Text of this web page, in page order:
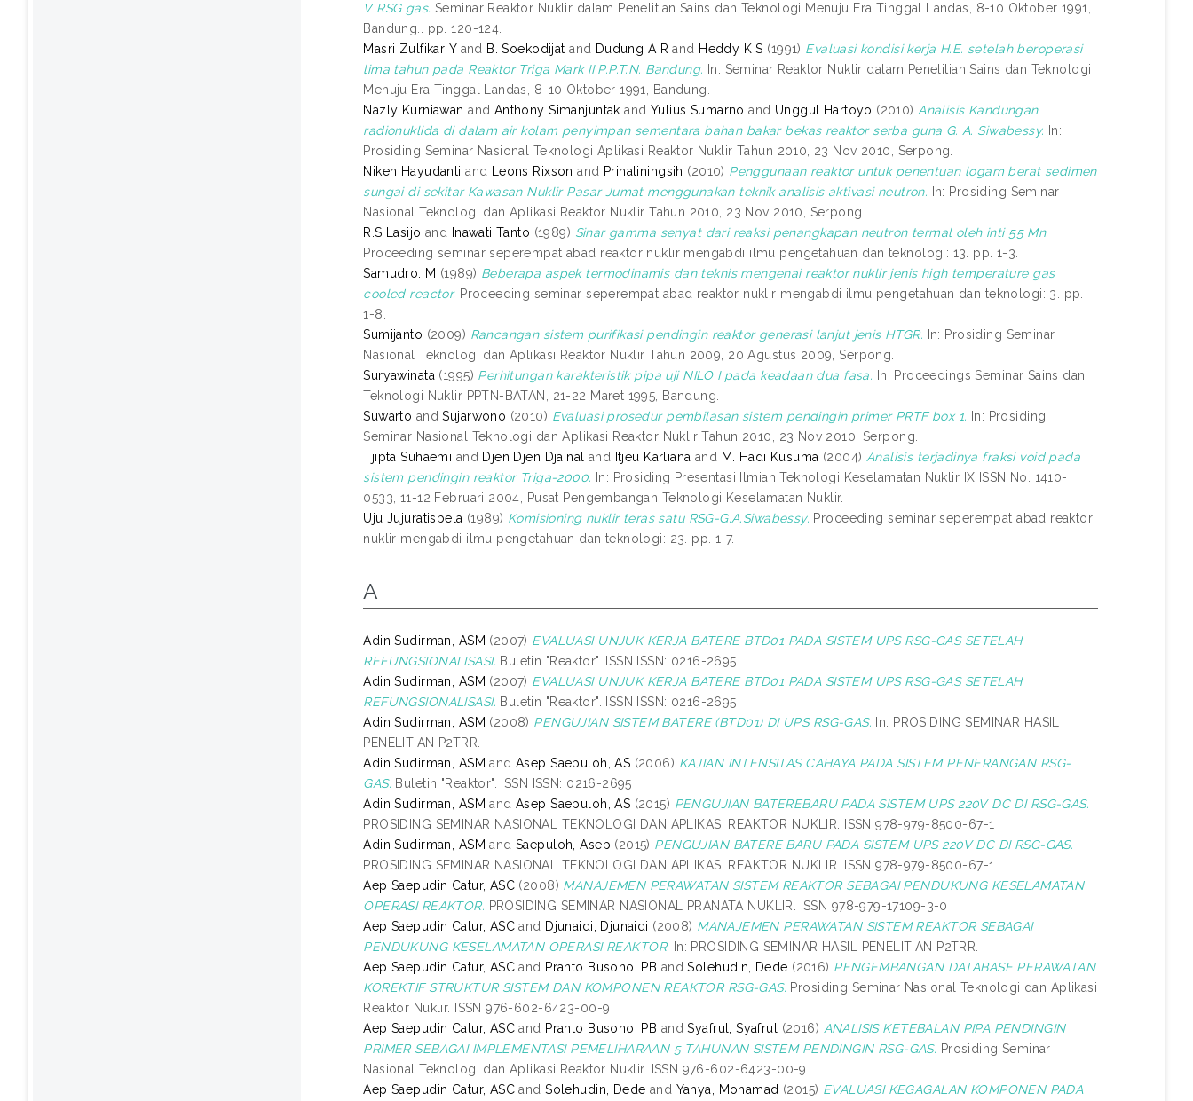
V RSG gas. Seminar Reaktor Nuklir dalam Penelitian Sains dan Teknologi Menuju Era Tinggal Landas, 8-10 Oktober 1991,
Bandung.. pp. 120-124.
Masri Zulfikar Yand B. Soekodijat and Dudung A R and Heddy K S (1991) Evaluasi kondisi kerja H.E. setelah beroperasi
lima tahun pada Reaktor Triga Mark II P.P.T.N. Bandung. In: Seminar Reaktor Nuklir dalam Penelitian Sains dan Teknologi
Menuju Era Tinggal Landas, 8-10 Oktober 1991, Bandung.
Nazly Kurniawan and Anthony Simanjuntak and Yulius Sumarno and Unggul Hartoyo (2010) Analisis Kandungan
radionuklida di dalam air kolam penyimpan sementara bahan bakar bekas reaktor serba guna G. A. Siwabessy. In:
Prosiding Seminar Nasional Teknologi Aplikasi Reaktor Nuklir Tahun 2010, 23 Nov 2010, Serpong.
Niken Hayudanti and Leons Rixson and Prihatiningsih (2010) Penggunaan reaktor untuk penentuan logam berat sedimen
sungai di sekitar Kawasan Nuklir Pasar Jumat menggunakan teknik analisis aktivasi neutron. In: Prosiding Seminar
Nasional Teknologi dan Aplikasi Reaktor Nuklir Tahun 2010, 23 Nov 2010, Serpong.
R.S Lasijo and Inawati Tanto (1989) Sinar gamma senyat dari reaksi penangkapan neutron termal oleh inti 55 Mn.
Proceeding seminar seperempat abad reaktor nuklir mengabdi ilmu pengetahuan dan teknologi: 13. pp. 1-3.
Samudro. M (1989) Beberapa aspek termodinamis dan teknis mengenai reaktor nuklir jenis high temperature gas
cooled reactor. Proceeding seminar seperempat abad reaktor nuklir mengabdi ilmu pengetahuan dan teknologi: 3. pp.
1-8.
Sumijanto (2009) Rancangan sistem purifikasi pendingin reaktor generasi lanjut jenis HTGR. In: Prosiding Seminar
Nasional Teknologi dan Aplikasi Reaktor Nuklir Tahun 2009, 20 Agustus 2009, Serpong.
Suryawinata (1995) Perhitungan karakteristik pipa uji NILO I pada keadaan dua fasa. In: Proceedings Seminar Sains dan
Teknologi Nuklir PPTN-BATAN, 21-22 Maret 1995, Bandung.
Suwarto andSujarwono (2010) Evaluasi prosedur pembilasan sistem pendingin primer PRTF box 1. In: Prosiding
Seminar Nasional Teknologi dan Aplikasi Reaktor Nuklir Tahun 2010, 23 Nov 2010, Serpong.
Tjipta Suhaemi and Djen Djen Djainal and Itjeu Karliana and M. Hadi Kusuma (2004) Analisis terjadinya fraksi void pada
sistem pendingin reaktor Triga-2000. In: Prosiding Presentasi Ilmiah Teknologi Keselamatan Nuklir IX ISSN No. 1410-
0533, 11-12 Februari 2004, Pusat Pengembangan Teknologi Keselamatan Nuklir.
Uju Jujuratisbela (1989) Komisioning nuklir teras satu RSG-G.A.Siwabessy. Proceeding seminar seperempat abad reaktor
nuklir mengabdi ilmu pengetahuan dan teknologi: 23. pp. 1-7.
A
Adin Sudirman, ASM (2007) EVALUASI UNJUK KERJA BATERE BTD01 PADA SISTEM UPS RSG-GAS SETELAH
REFUNGSIONALISASI. Buletin "Reaktor". ISSN ISSN: 0216-2695
Adin Sudirman, ASM (2007) EVALUASI UNJUK KERJA BATERE BTD01 PADA SISTEM UPS RSG-GAS SETELAH
REFUNGSIONALISASI. Buletin "Reaktor". ISSN ISSN: 0216-2695
Adin Sudirman, ASM (2008) PENGUJIAN SISTEM BATERE (BTD01) DI UPS RSG-GAS. In: PROSIDING SEMINAR HASIL
PENELITIAN P2TRR.
Adin Sudirman, ASM andAsep Saepuloh, AS (2006) KAJIAN INTENSITAS CAHAYA PADA SISTEM PENERANGAN RSG-
GAS. Buletin "Reaktor". ISSN ISSN: 0216-2695
Adin Sudirman, ASM andAsep Saepuloh, AS (2015) PENGUJIAN BATEREBARU PADA SISTEM UPS 220V DC DI RSG-GAS.
PROSIDING SEMINAR NASIONAL TEKNOLOGI DAN APLIKASI REAKTOR NUKLIR. ISSN 978-979-8500-67-1
Adin Sudirman, ASM andSaepuloh, Asep (2015) PENGUJIAN BATERE BARU PADA SISTEM UPS 220V DC DI RSG-GAS.
PROSIDING SEMINAR NASIONAL TEKNOLOGI DAN APLIKASI REAKTOR NUKLIR. ISSN 978-979-8500-67-1
Aep Saepudin Catur, ASC (2008) MANAJEMEN PERAWATAN SISTEM REAKTOR SEBAGAI PENDUKUNG KESELAMATAN
OPERASI REAKTOR. PROSIDING SEMINAR NASIONAL PRANATA NUKLIR. ISSN 978-979-17109-3-0
Aep Saepudin Catur, ASC and Djunaidi, Djunaidi (2008) MANAJEMEN PERAWATAN SISTEM REAKTOR SEBAGAI
PENDUKUNG KESELAMATAN OPERASI REAKTOR. In: PROSIDING SEMINAR HASIL PENELITIAN P2TRR.
Aep Saepudin Catur, ASC and Pranto Busono, PB andSolehudin, Dede (2016) PENGEMBANGAN DATABASE PERAWATAN
KOREKTIF STRUKTUR SISTEM DAN KOMPONEN REAKTOR RSG-GAS. Prosiding Seminar Nasional Teknologi dan Aplikasi
Reaktor Nuklir. ISSN 976-602-6423-00-9
Aep Saepudin Catur, ASC and Pranto Busono, PB andSyafrul, Syafrul (2016) ANALISIS KETEBALAN PIPA PENDINGIN
PRIMER SEBAGAI IMPLEMENTASI PEMELIHARAAN 5 TAHUNAN SISTEM PENDINGIN RSG-GAS. Prosiding Seminar
Nasional Teknologi dan Aplikasi Reaktor Nuklir. ISSN 976-602-6423-00-9
Aep Saepudin Catur, ASC andSolehudin, Dede and Yahya, Mohamad (2015) EVALUASI KEGAGALAN KOMPONEN PADA